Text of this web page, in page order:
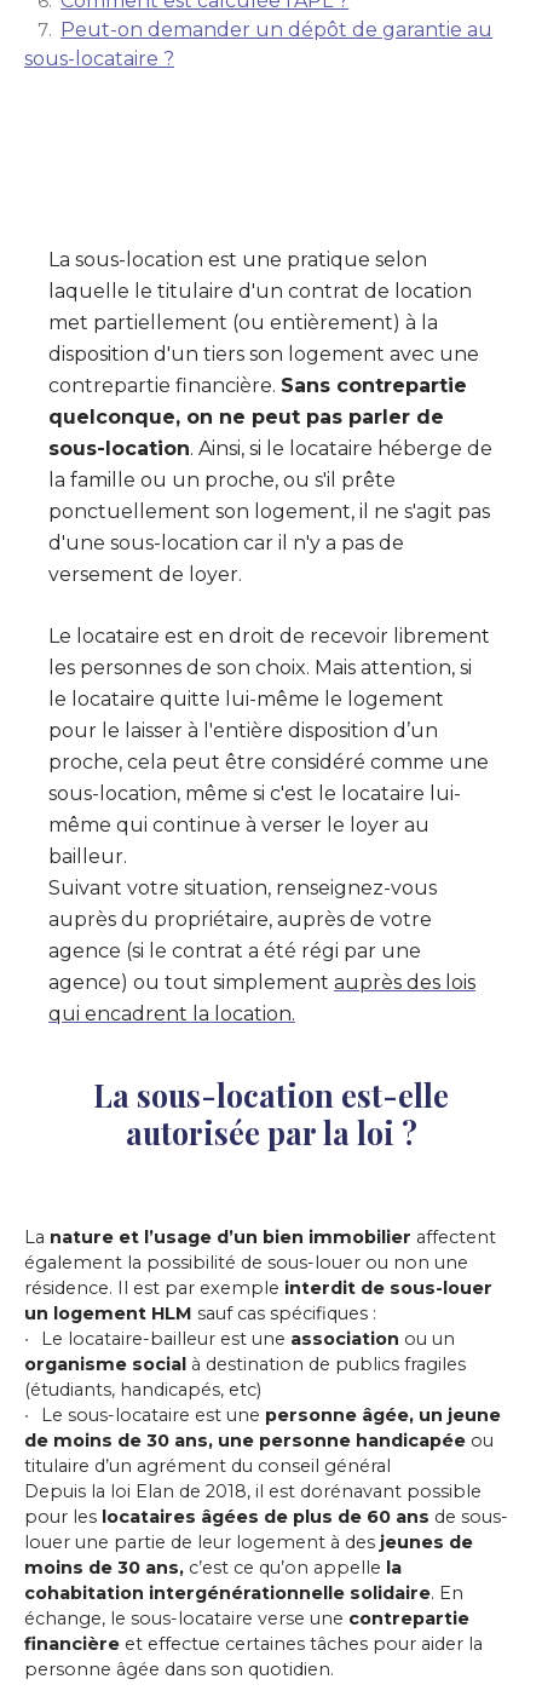
Peut-on demander un dépôt de garantie au
sous-locataire ?
La sous-location est une pratique selon
laquelle le titulaire d'un contrat de location
met partiellement (ou entièrement) à la
disposition d'un tiers son logement avec une
contrepartie financière. Sans contrepartie
quelconque, on ne peut pas parler de
sous-location. Ainsi, si le locataire héberge de
la famille ou un proche, ou s'il prête
ponctuellement son logement, il ne s'agit pas
d'une sous-location car il n'y a pas de
versement de loyer.
Le locataire est en droit de recevoir librement
les personnes de son choix. Mais attention, si
le locataire quitte lui-même le logement
pour le laisser à l'entière disposition d’un
proche, cela peut être considéré comme une
sous-location, même si c'est le locataire lui-
même qui continue à verser le loyer au
bailleur.
Suivant votre situation, renseignez-vous
auprès du propriétaire, auprès de votre
agence (si le contrat a été régi par une
agence) ou tout simplement auprès des lois
qui encadrent la location.
La sous-location est-elle
autorisée par la loi ?
La nature et l’usage d’un bien immobilier affectent
également la possibilité de sous-louer ou non une
résidence. Il est par exemple interdit de sous-louer
un logement HLM sauf cas spécifiques :
Le locataire-bailleur est une association ou un
organisme social à destination de publics fragiles
(étudiants, handicapés, etc)
Le sous-locataire est une personne âgée, un jeune
de moins de 30 ans, une personne handicapée ou
titulaire d’un agrément du conseil général
Depuis la loi Elan de 2018, il est dorénavant possible
pour les locataires âgées de plus de 60 ans de sous-
louer une partie de leur logement à des jeunes de
moins de 30 ans, c’est ce qu’on appelle la
cohabitation intergénérationnelle solidaire. En
échange, le sous-locataire verse une contrepartie
financière et effectue certaines tâches pour aider la
personne âgée dans son quotidien.